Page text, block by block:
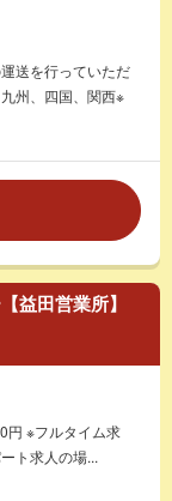
送を行っていただ
州、四国、関西※
益田営業所】
円 ※フルタイム求
ト求人の場...